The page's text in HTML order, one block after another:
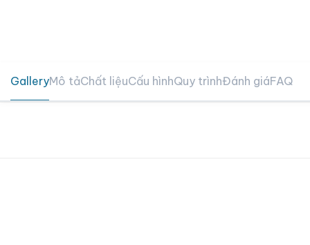
GalleryMô tảChất liệuCấu hìnhQuy trìnhĐánh giáFAQ